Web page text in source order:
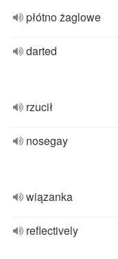
płótno żaglowe
darted
rzucił
nosegay
wiązanka
reflectively